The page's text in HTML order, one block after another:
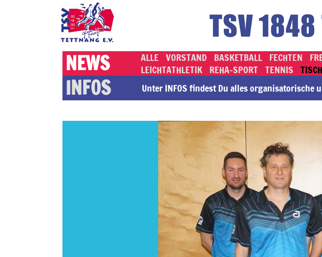
NEWS ALLE VORSTAND BASKETBALL FECHTEN
LEICHTATHLETIK REHA-SPORT TENNIS
INFOS Unter INFOS findest Du alles